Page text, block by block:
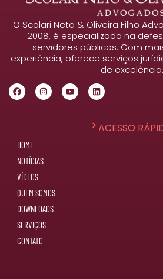
O Scolari Neto & Oliveira Filho
2008, é especializado na
servidores públicos. Com
experiência, oferece serviços
de excelência.
ACESSO
HOME
NOTÍCIAS
VÍDEOS
QUEM SOMOS
DOWNLOADS
SERVIÇOS
CONTATO